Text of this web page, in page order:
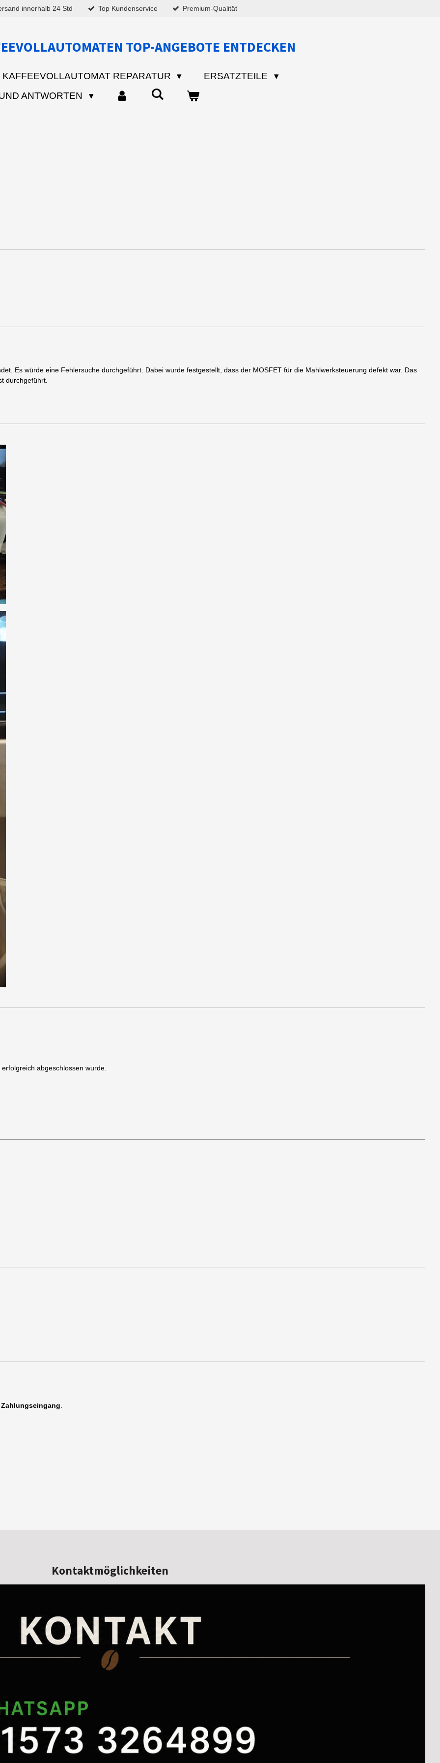
innerhalb 24 Std Top Kundenservice Premium-Qualität
TOP-ANGEBOTE ENTDECKEN
KAFFEEVOLLAUTOMAT REPARATUR
ERSATZTEILE
ANTWORTEN
Es würde eine Fehlersuche durchgeführt. Dabei wurde festgestellt, dass der MOSFET für die Mahlwerksteuerung defekt war. Das
durchgeführt.
abgeschlossen wurde.
Kontaktmöglichkeiten